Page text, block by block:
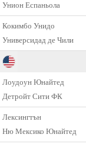
Унион Еспаньола
Кокимбо Унидо
Универсидад де Чили
Лоудоун Юнайтед
Детройт Сити ФК
Лексингтън
Ню Мексико Юнайтед